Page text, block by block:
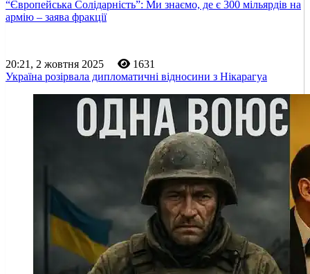
“Європейська Солідарність”: Ми знаємо, де є 300 мільярдів на
армію – заява фракції
20:21, 2 жовтня 2025
1631
Україна розірвала дипломатичні відносини з Нікарагуа